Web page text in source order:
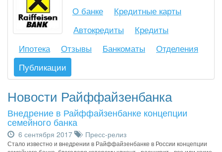
О банке
Кредитные карты
Автокредиты
Кредиты
Ипотека
Отзывы Банкоматы
Отделения
Публикации
Новости Райффайзенбанка
Внедрение в Райффайзенбанке концепции
семейного банка
6 сентября 2017 Пресс-релиз
Стало известно и внедрении в Райффайзенбанке в России концепции